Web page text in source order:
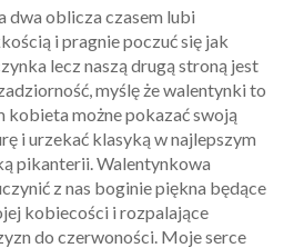
dwa oblicza czasem lubi
i pragnie poczuć się jak
lecz naszą drugą stroną jest
myślę że walentynki to
kobieta możne pokazać swoją
i urzekać klasyką w najlepszym
pikanterii. Walentynkowa
z nas boginie piękna będące
kobiecości i rozpalające
do czerwoności. Moje serce